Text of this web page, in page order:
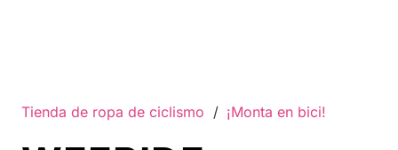
Tienda de ropa de ciclismo / ¡Monta en bici!